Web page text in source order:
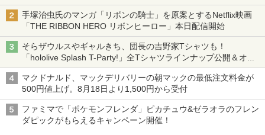
ニンテンドーeショップでは「大神 絶景版」が67%オフで990円
手塚治虫氏のマンガ「リボンの騎士」を原案とするNetflix映画
「THE RIBBON HERO リボンヒーロー」本日配信開始
そらザウルスやギャルきち、団長の吉野家Tシャツも！
「hololive Splash T-Party!」全Tシャツラインナップ公開＆オン
ライン販売開始
マクドナルド、マックデリバリーの朝マックの最低注文料金が
500円値上げ。8月18日より1,500円から受付
ファミマで「ポケモンフレンダ」ピカチュウ&ゼラオラのフレン
ダピックがもらえるキャンペーン開催！